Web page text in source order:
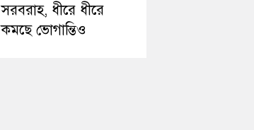
সরবরাহ, ধীরে ধীরে
কমছে ভোগান্তিও